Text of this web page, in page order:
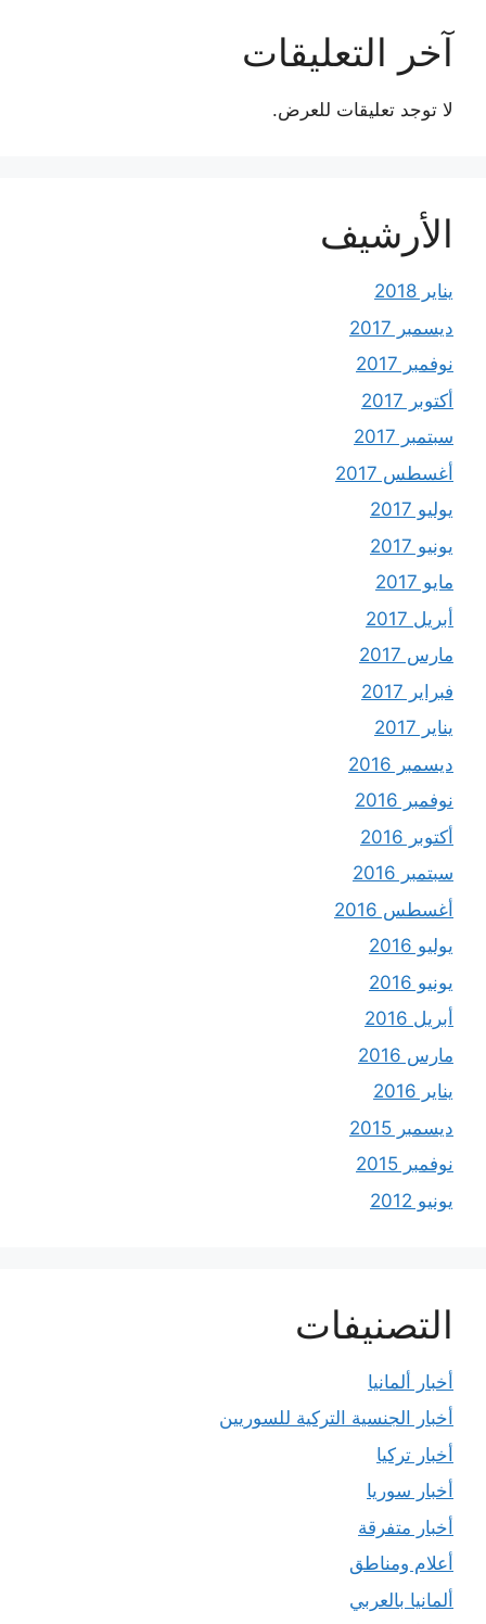
آخر التعليقات
لا توجد تعليقات للعرض.
الأرشيف
يناير 2018
ديسمبر 2017
نوفمبر 2017
أكتوبر 2017
سبتمبر 2017
أغسطس 2017
يوليو 2017
يونيو 2017
مايو 2017
أبريل 2017
مارس 2017
فبراير 2017
يناير 2017
ديسمبر 2016
نوفمبر 2016
أكتوبر 2016
سبتمبر 2016
أغسطس 2016
يوليو 2016
يونيو 2016
أبريل 2016
مارس 2016
يناير 2016
ديسمبر 2015
نوفمبر 2015
يونيو 2012
التصنيفات
أخبار ألمانيا
أخبار الجنسية التركية للسوريين
أخبار تركيا
أخبار سوريا
أخبار متفرقة
أعلام ومناطق
ألمانيا بالعربي